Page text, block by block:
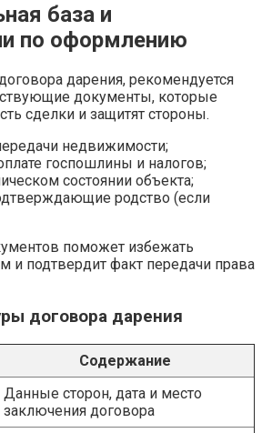
база и
по оформлению
дарения, рекомендуется
документы, которые
сделки и защитят стороны.
недвижимости;
госпошлины и налогов;
состоянии объекта;
родство (если
поможет избежать
и подтвердит факт передачи права
договора дарения
Содержание
Данные сторон, дата и место
заключения договора